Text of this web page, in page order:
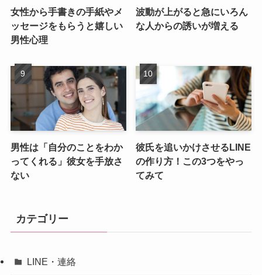
女性から手書きの手紙やメ
ッセージをもらうと嬉しい
男性心理
波動が上がると急にいろん
な人からの誘いが増える
男性は「自分のことをわか
ってくれる」彼女を手放さ
ない
彼氏を追いかけさせるLINE
の作り方！この3つをやっ
てみて
カテゴリー
LINE・連絡